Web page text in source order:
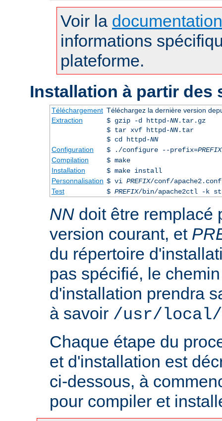
Voir la
informations
plateforme.
Installation à partir des
Téléchargement Téléchargez la dernière version
Extraction
$ gzip -d httpd-NN.tar.gz
$ tar xvf httpd-NN.tar
$ cd httpd-NN
Configuration
$ ./configure --prefix=PREFIX
Compilation
$ make
Installation
$ make install
Personnalisation $ vi PREFIX/conf/apache2.conf
Test
$ PREFIX/bin/apache2ctl -k
NN doit être remplacé
version courant, et
du répertoire
pas spécifié, le
d'installation prendra
à savoir /usr/local/
Chaque étape du
et d'installation est
ci-dessous, à
pour compiler et